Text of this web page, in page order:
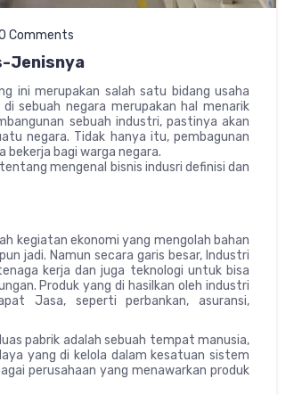
Comments
Jenisnya
ini merupakan salah satu bidang usaha
sebuah negara merupakan hal menarik
sebuah industri, pastinya akan
negara. Tidak hanya itu, pembagunan
bagi warga negara.
mengenal bisnis indusri definisi dan
kegiatan ekonomi yang mengolah bahan
jadi. Namun secara garis besar, Industri
kerja dan juga teknologi untuk bisa
Produk yang di hasilkan oleh industri
Jasa, seperti perbankan, asuransi,
pabrik adalah sebuah tempat manusia,
yang di kelola dalam kesatuan sistem
perusahaan yang menawarkan produk